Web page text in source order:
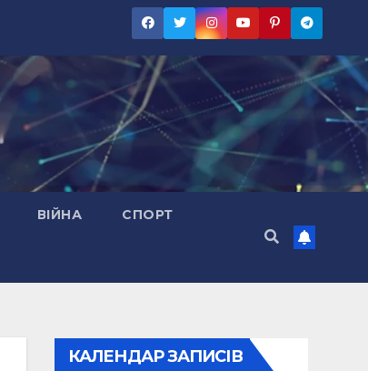
ВІЙНА СПОРТ
КАЛЕНДАР ЗАПИСІВ